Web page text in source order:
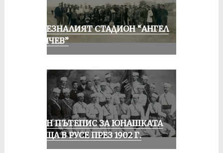
ИЗЧЕЗНАЛИЯТ СТАДИОН “АНГЕЛ
КЪНЧЕВ”
ЕДИН ПЪТЕПИС ЗА ЮНАШКАТА
СРЕЩА В РУСЕ ПРЕЗ 1902 Г.